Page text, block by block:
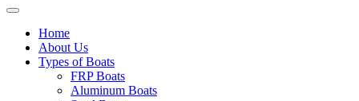
Home
About Us
Types of Boats
FRP Boats
Aluminum Boats